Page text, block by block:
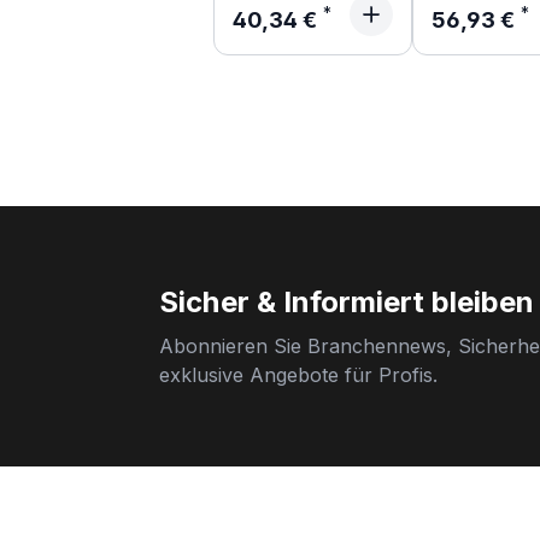
Regulärer Preis:
40,34 € Regulärer
56,93 €
Sicher & Informiert bleiben
Abonnieren Sie Branchennews,
exklusive Angebote für Profis.